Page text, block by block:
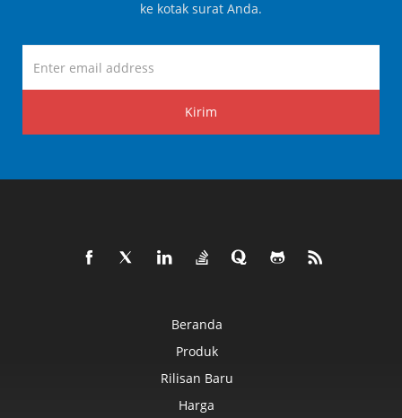
ke kotak surat Anda.
Kirim
Beranda
Produk
Rilisan Baru
Harga